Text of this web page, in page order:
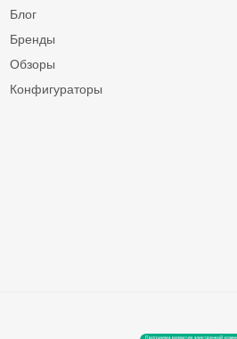
Блог
Бренды
Обзоры
Конфигураторы